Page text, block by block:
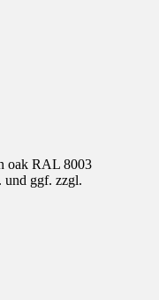
oak RAL 8003
ggf. zzgl.